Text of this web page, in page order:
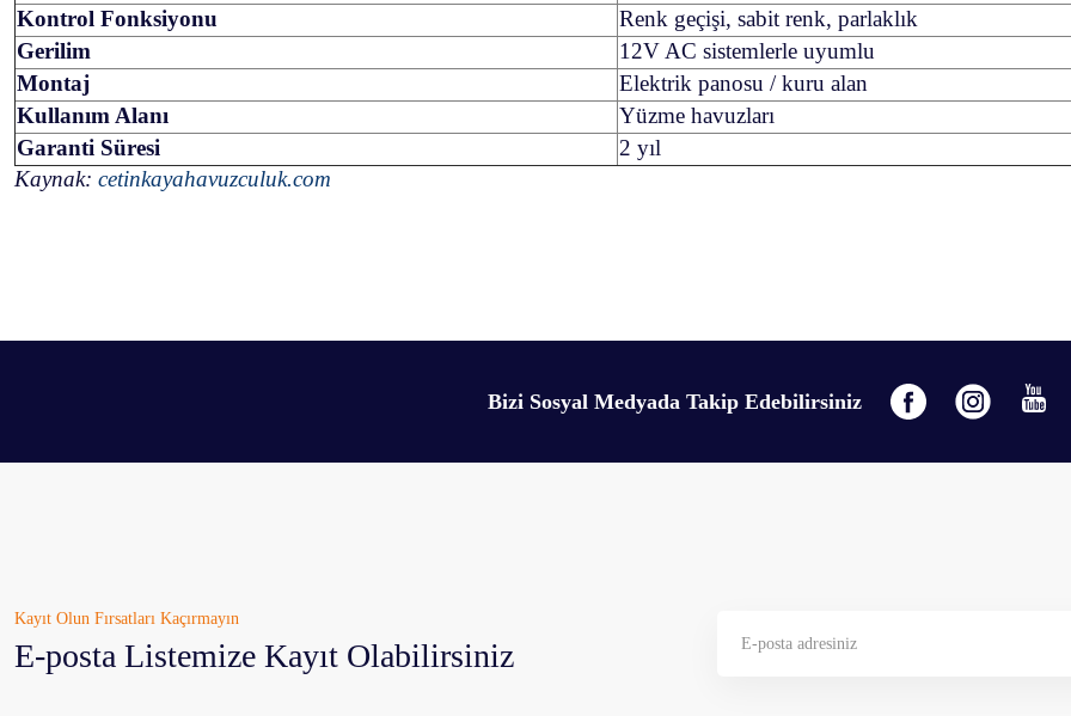
Kontrol Fonksiyonu
Renk geçişi, sabit renk, parlaklık
Gerilim
12V AC sistemlerle uyumlu
Montaj
Elektrik panosu / kuru alan
Kullanım Alanı
Yüzme havuzları
Garanti Süresi
2 yıl
Kaynak: cetinkayahavuzculuk.com
Yorum Yaz
Ürün bilgilerinde hatalar bulunuyor.
Bizi Sosyal Medyada Takip Edebilirsiniz
Kayıt Olun Fırsatları Kaçırmayın
E-posta Listemize Kayıt Olabilirsiniz